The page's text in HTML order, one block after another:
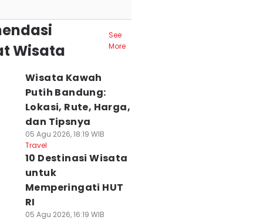
Wisata
See
More
Wisata Kawah
Putih Bandung:
Lokasi, Rute, Harga,
dan Tipsnya
05 Agu 2026, 18:19 WIB
Travel
10 Destinasi Wisata
untuk
Memperingati HUT
RI
05 Agu 2026, 16:19 WIB